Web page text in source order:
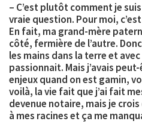
– C’est plutôt comment je
vraie question. Pour moi,
En fait, ma grand-mère
côté, fermière de l’autre.
les mains dans la terre et
passionnait. Mais j’avais
enjeux quand on est gamin,
voilà, la vie fait que j’ai fait
devenue notaire, mais je
à mes racines et ça me